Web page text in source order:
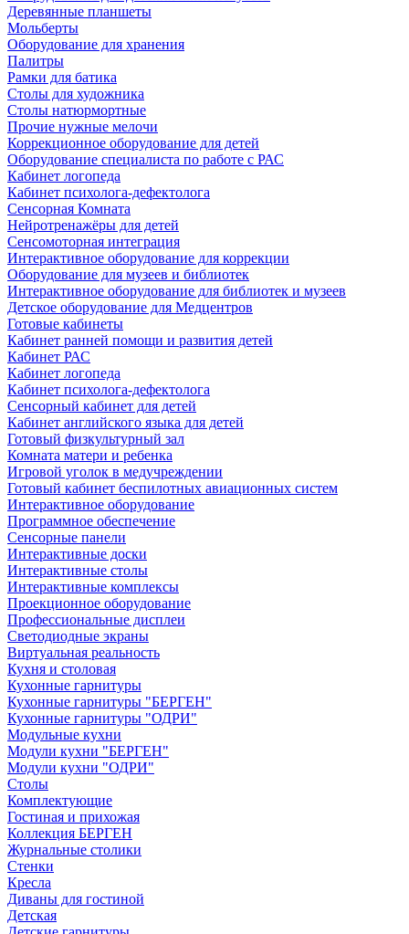
Деревянные планшеты
Мольберты
Оборудование для хранения
Палитры
Рамки для батика
Столы для художника
Столы натюрмортные
Прочие нужные мелочи
Коррекционное оборудование для детей
Оборудование специалиста по работе с РАС
Кабинет логопеда
Кабинет психолога-дефектолога
Сенсорная Комната
Нейротренажёры для детей
Сенсомоторная интеграция
Интерактивное оборудование для коррекции
Оборудование для музеев и библиотек
Интерактивное оборудование для библиотек и музеев
Детское оборудование для Медцентров
Готовые кабинеты
Кабинет ранней помощи и развития детей
Кабинет РАС
Кабинет логопеда
Кабинет психолога-дефектолога
Сенсорный кабинет для детей
Кабинет английского языка для детей
Готовый физкультурный зал
Комната матери и ребенка
Игровой уголок в медучреждении
Готовый кабинет беспилотных авиационных систем
Интерактивное оборудование
Программное обеспечение
Сенсорные панели
Интерактивные доски
Интерактивные столы
Интерактивные комплексы
Проекционное оборудование
Профессиональные дисплеи
Светодиодные экраны
Виртуальная реальность
Кухня и столовая
Кухонные гарнитуры
Кухонные гарнитуры "БЕРГЕН"
Кухонные гарнитуры "ОДРИ"
Модульные кухни
Модули кухни "БЕРГЕН"
Модули кухни "ОДРИ"
Столы
Комплектующие
Гостиная и прихожая
Коллекция БЕРГЕН
Журнальные столики
Стенки
Кресла
Диваны для гостиной
Детская